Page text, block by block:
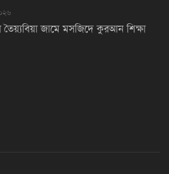
তৈয়্যবিয়া জামে মসজিদে কুরআন শিক্ষা